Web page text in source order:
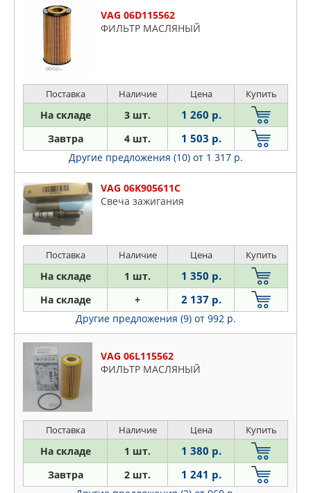
VAG 06D115562
ФИЛЬТР МАСЛЯНЫЙ
Поставка Наличие Цена Купить
На складе 3 шт. 1 260 р.
Завтра 4 шт. 1 503 р.
Другие предложения (10) от 1 317 р.
VAG 06K905611C
Свеча зажигания
Поставка Наличие Цена Купить
На складе 1 шт. 1 350 р.
На складе + 2 137 р.
Другие предложения (9) от 992 р.
VAG 06L115562
ФИЛЬТР МАСЛЯНЫЙ
Поставка Наличие Цена Купить
На складе 1 шт. 1 380 р.
Завтра 2 шт. 1 241 р.